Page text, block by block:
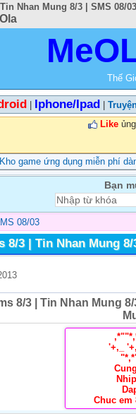
Nhan Mung 8/3 | SMS 08/
Thế
Iphone/Ipad
Like
game ứng dụng miễn phí
Bạn
08/03
8/3 | Tin Nhan Mung 8/
8/3 | Tin Nhan Mung
'+,_
Chuc em